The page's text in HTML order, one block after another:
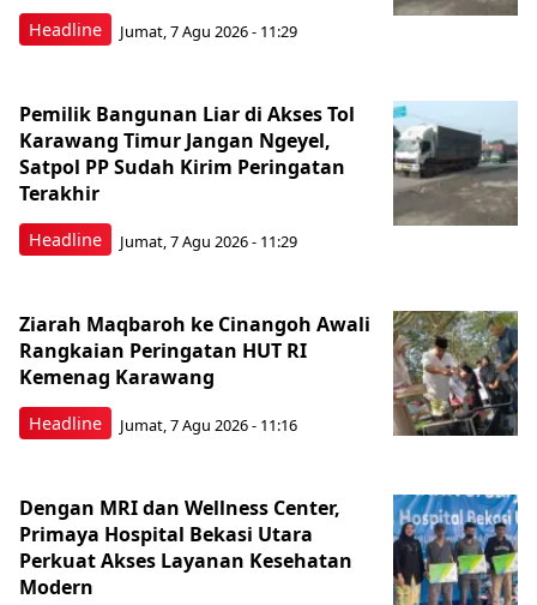
Headline Jumat, 7 Agu 2026 - 11:29
Headline
Pemilik Bangunan Liar di Akses Tol
Karawang Timur Jangan Ngeyel,
Satpol PP Sudah Kirim Peringatan
Terakhir
Jumat, 7 Agu 2026 - 11:29
Headline
Ziarah Maqbaroh ke Cinangoh Awali
Rangkaian Peringatan HUT RI
Kemenag Karawang
Jumat, 7 Agu 2026 - 11:16
Dengan MRI dan Wellness Center,
Primaya Hospital Bekasi Utara
Perkuat Akses Layanan Kesehatan
Modern